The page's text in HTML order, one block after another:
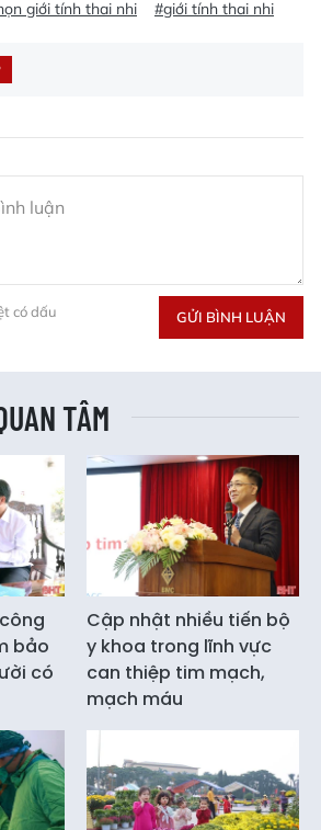
giới tính thai nhi #giới tính thai nhi
có dấu GỬI BÌNH LUẬN
TÂM
bảo
có
Cập nhật nhiều tiến bộ
y khoa trong lĩnh vực
can thiệp tim mạch,
mạch máu